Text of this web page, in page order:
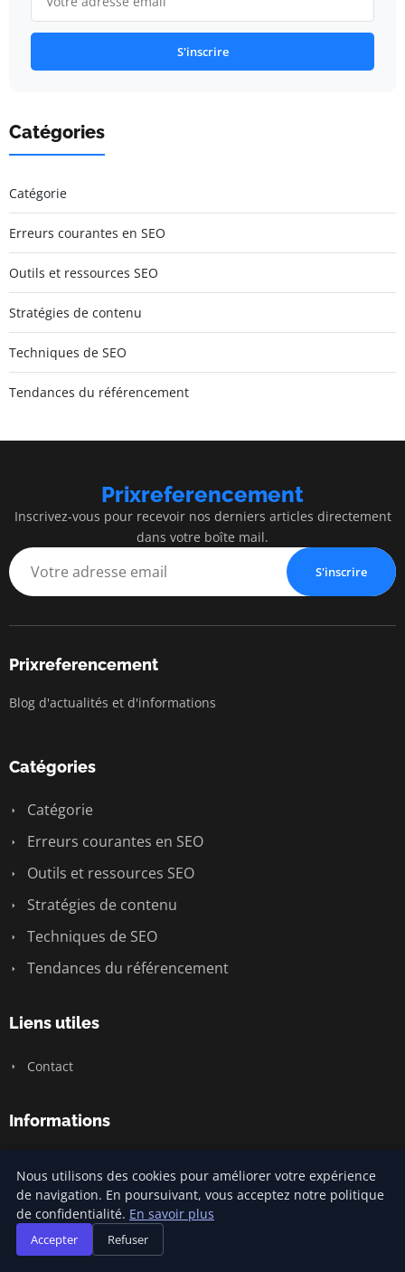
S'inscrire
Catégories
Catégorie
Erreurs courantes en SEO
Outils et ressources SEO
Stratégies de contenu
Techniques de SEO
Tendances du référencement
Prixreferencement
Inscrivez-vous pour recevoir nos derniers articles directement
dans votre boîte mail.
S'inscrire
Prixreferencement
Blog d'actualités et d'informations
Catégories
Catégorie
Erreurs courantes en SEO
Outils et ressources SEO
Stratégies de contenu
Techniques de SEO
Tendances du référencement
Liens utiles
Contact
Informations
© 2026 Prixreferencement. Tous droits réservés.
Nous utilisons des cookies pour améliorer votre expérience
de navigation. En poursuivant, vous acceptez notre politique
de confidentialité. En savoir plus
Accepter Refuser